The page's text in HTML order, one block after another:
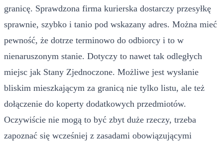
granicę. Sprawdzona firma kurierska dostarczy przesyłkę
sprawnie, szybko i tanio pod wskazany adres. Można mieć
pewność, że dotrze terminowo do odbiorcy i to w
nienaruszonym stanie. Dotyczy to nawet tak odległych
miejsc jak Stany Zjednoczone. Możliwe jest wysłanie
bliskim mieszkającym za granicą nie tylko listu, ale też
dołączenie do koperty dodatkowych przedmiotów.
Oczywiście nie mogą to być zbyt duże rzeczy, trzeba
zapoznać się wcześniej z zasadami obowiązującymi